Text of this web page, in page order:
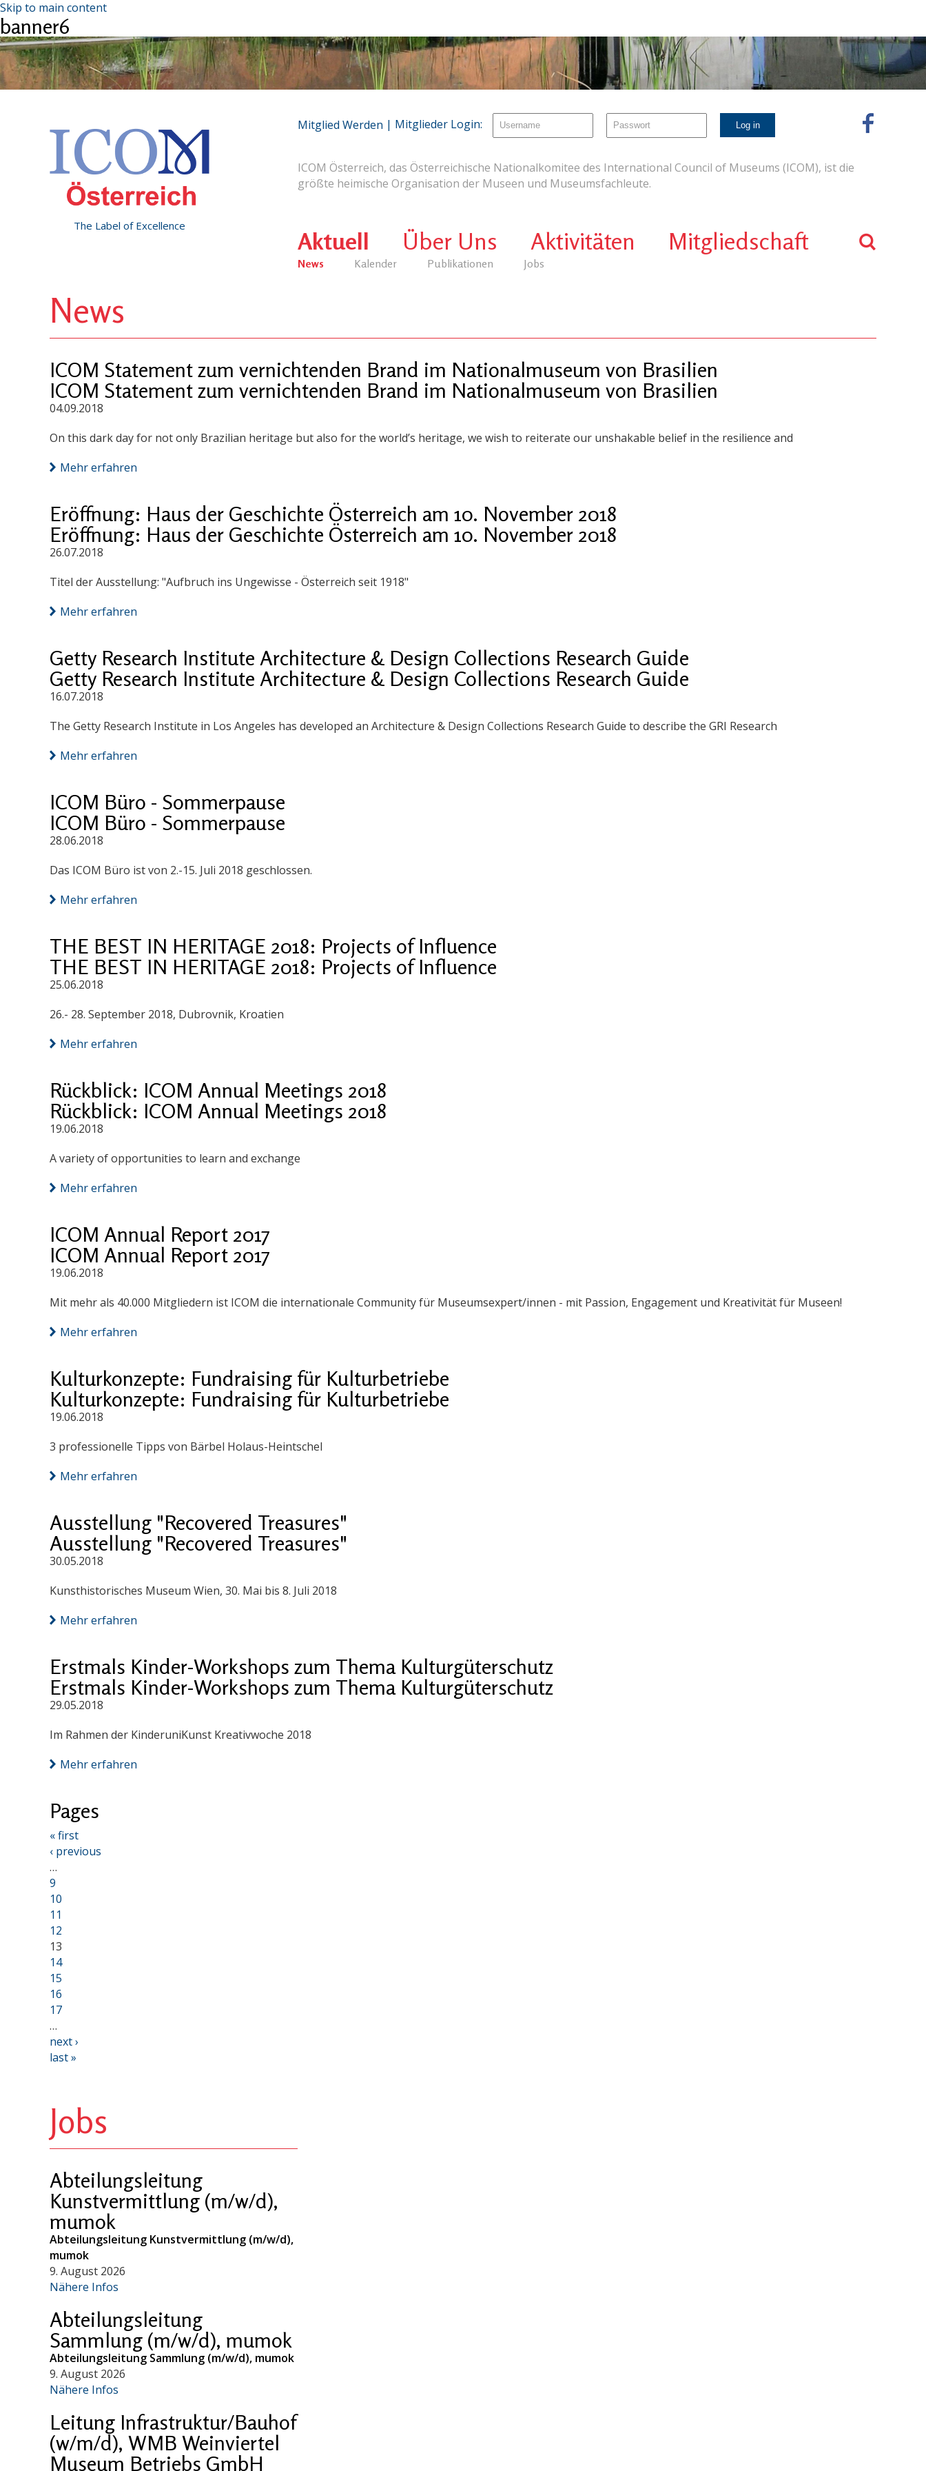
Skip to main content
banner6
The Label of Excellence
ICOM Österreich, das Österreichische Nationalkomitee des International Council of Museums (ICOM), ist die
größte heimische Organisation der Museen und Museumsfachleute.
Aktuell
News Kalender Publikationen Jobs
Über Uns Aktivitäten Mitgliedschaft
Mitglied Werden | Mitglieder Login:
News
ICOM Statement zum vernichtenden Brand im Nationalmuseum von Brasilien
ICOM Statement zum vernichtenden Brand im Nationalmuseum von Brasilien
04.09.2018
On this dark day for not only Brazilian heritage but also for the world’s heritage, we wish to reiterate our unshakable belief in the resilience and
Mehr erfahren
Eröffnung: Haus der Geschichte Österreich am 10. November 2018
Eröffnung: Haus der Geschichte Österreich am 10. November 2018
26.07.2018
Titel der Ausstellung: "Aufbruch ins Ungewisse - Österreich seit 1918"
Mehr erfahren
Getty Research Institute Architecture & Design Collections Research Guide
Getty Research Institute Architecture & Design Collections Research Guide
16.07.2018
The Getty Research Institute in Los Angeles has developed an Architecture & Design Collections Research Guide to describe the GRI Research
Mehr erfahren
ICOM Büro - Sommerpause
ICOM Büro - Sommerpause
28.06.2018
Das ICOM Büro ist von 2.-15. Juli 2018 geschlossen.
Mehr erfahren
THE BEST IN HERITAGE 2018: Projects of Influence
THE BEST IN HERITAGE 2018: Projects of Influence
25.06.2018
26.- 28. September 2018, Dubrovnik, Kroatien
Mehr erfahren
Rückblick: ICOM Annual Meetings 2018
Rückblick: ICOM Annual Meetings 2018
19.06.2018
A variety of opportunities to learn and exchange
Mehr erfahren
ICOM Annual Report 2017
ICOM Annual Report 2017
19.06.2018
Mit mehr als 40.000 Mitgliedern ist ICOM die internationale Community für Museumsexpert/innen - mit Passion, Engagement und Kreativität für Museen!
Mehr erfahren
Kulturkonzepte: Fundraising für Kulturbetriebe
Kulturkonzepte: Fundraising für Kulturbetriebe
19.06.2018
3 professionelle Tipps von Bärbel Holaus-Heintschel
Mehr erfahren
Ausstellung "Recovered Treasures"
Ausstellung "Recovered Treasures"
30.05.2018
Kunsthistorisches Museum Wien, 30. Mai bis 8. Juli 2018
Mehr erfahren
Erstmals Kinder-Workshops zum Thema Kulturgüterschutz
Erstmals Kinder-Workshops zum Thema Kulturgüterschutz
29.05.2018
Im Rahmen der KinderuniKunst Kreativwoche 2018
Mehr erfahren
Pages
« first
‹ previous
…
9
10
11
12
13
14
15
16
17
…
next ›
last »
Jobs
Abteilungsleitung
Kunstvermittlung (m/w/d),
mumok
Abteilungsleitung Kunstvermittlung (m/w/d),
mumok
9. August 2026
Nähere Infos
Abteilungsleitung
Sammlung (m/w/d), mumok
Abteilungsleitung Sammlung (m/w/d), mumok
9. August 2026
Nähere Infos
Leitung Infrastruktur/Bauhof
(w/m/d), WMB Weinviertel
Museum Betriebs GmbH